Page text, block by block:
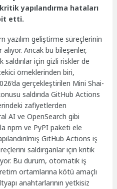
yapılandırma hataları
etti.
yazılım geliştirme süreçlerinin
Ancak bu bileşenler,
saldırılar için gizli riskler de
örneklerinden biri,
gerçekleştirilen Mini Shai-
saldırıda GitHub Actions
zafiyetlerden
AI ve OpenSearch gibi
npm ve PyPI paketi ele
GitHub Actions iş
saldırganlar için kritik
Bu durum, otomatik iş
ortamlarına kötü amaçlı
anahtarlarının yetkisiz